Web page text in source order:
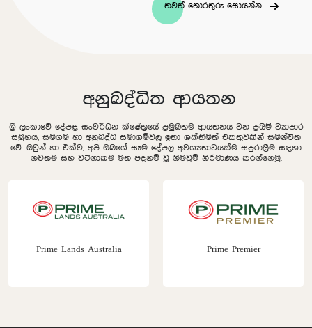
තවත් තොරතුරු සොයන්න
අනුබද්ධිත ආයතන
ශ්‍රී ලංකාවේ දේපළ සංවර්ධන ක්ෂේත්‍රයේ ප්‍රමුඛතම ආයතනය වන ප්‍රයිම් ව්‍යාපාර
සමුහය, සමගම හා අනුබද්ධ සමාගම්වල ඉතා ශක්තිමත් එකතුවකින් සමන්විත
වේ. ඔවුන් හා එක්ව, අපි ඔබගේ සෑම දේපල අවශ්‍යතාවයක්ම සපුරාලීම සඳහා
නවතම සහ වටිනාකම මත පදනම් වූ නිමවුම් නිර්මාණය කරන්නෙමු.
Prime Lands Australia Prime Premier